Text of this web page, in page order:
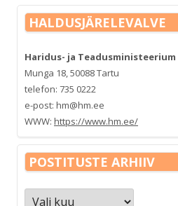
HALDUSJÄRELEVALVE
Haridus- ja Teadusministeerium
Munga 18, 50088 Tartu
telefon: 735 0222
e-post: hm@hm.ee
WWW: https://www.hm.ee/
POSTITUSTE ARHIIV
Postituste